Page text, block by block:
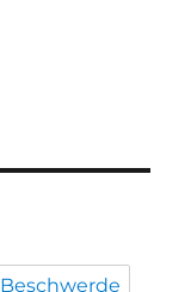
Beschwerde